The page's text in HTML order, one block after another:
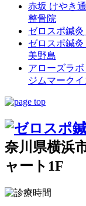
赤坂 けやき
整骨院
ゼロスポ鍼
ゼロスポ鍼
美野島
アローズラボ
ジムマーク
奈川県横浜
ャート1F